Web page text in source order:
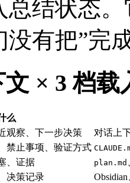
总结状态
有把”完
文 × 3 档载
么
观察、下一步决策
对话上
禁止事项、验证方式
、证据 plan.md
决策记录